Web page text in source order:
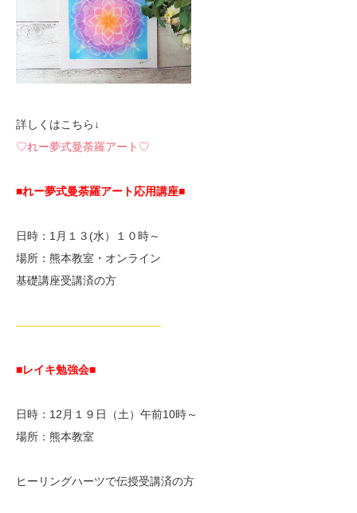
詳しくはこちら↓
♡れー夢式曼荼羅アート♡
■れー夢式曼荼羅アート応用講座■
日時：1月１３(水）１０時～
場所：熊本教室・オンライン
基礎講座受講済の方
—————————————
■レイキ勉強会■
日時：12月１９日（土）午前10時～
場所：熊本教室
ヒーリングハーツで伝授受講済の方